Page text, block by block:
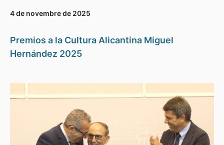
4 de novembre de 2025
Premios a la Cultura Alicantina Miguel
Hernández 2025